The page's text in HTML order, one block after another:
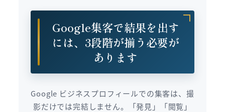
Google集客で結果を出す
には、3段階が揃う必要が
あります
Google ビジネスプロフィールでの集客は、撮
影だけでは完結しません。「発見」「閲覧」